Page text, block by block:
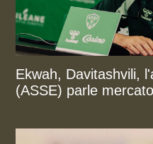
Ekwah, Davitashvili,
(ASSE) parle mercato